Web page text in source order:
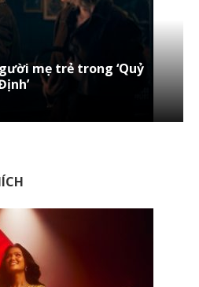
mẹ trẻ trong ‘Quỷ